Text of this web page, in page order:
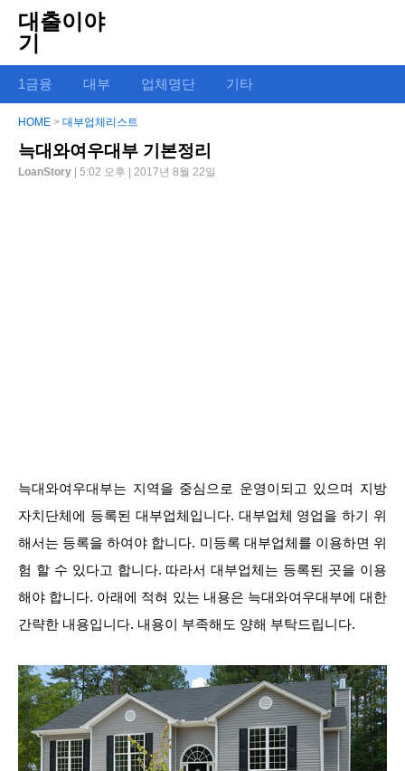
대출이야
기
1금융 대부 업체명단 기타
HOME > 대부업체리스트
늑대와여우대부 기본정리
LoanStory | 5:02 오후 | 2017년 8월 22일
늑대와여우대부는 지역을 중심으로 운영이되고 있으며 지방
자치단체에 등록된 대부업체입니다. 대부업체 영업을 하기 위
해서는 등록을 하여야 합니다. 미등록 대부업체를 이용하면 위
험 할 수 있다고 합니다. 따라서 대부업체는 등록된 곳을 이용
해야 합니다. 아래에 적혀 있는 내용은 늑대와여우대부에 대한
간략한 내용입니다. 내용이 부족해도 양해 부탁드립니다.